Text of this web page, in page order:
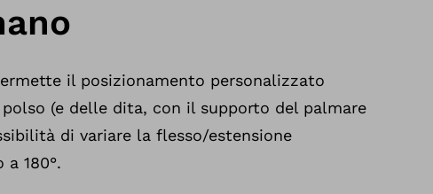
il posizionamento personalizzato
(e delle dita, con il supporto del palmare
di variare la flesso/estensione
180°.